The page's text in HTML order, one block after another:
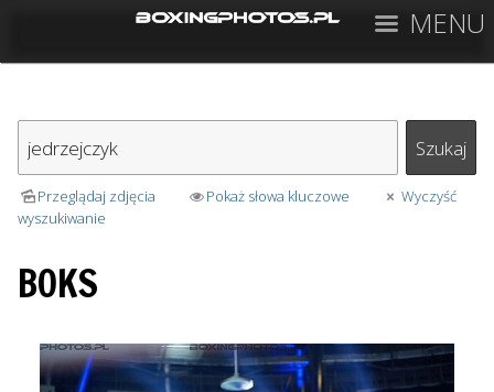
MENU
Przeglądaj zdjęcia Pokaż słowa kluczowe
Wyczyść
wyszukiwanie
BOKS